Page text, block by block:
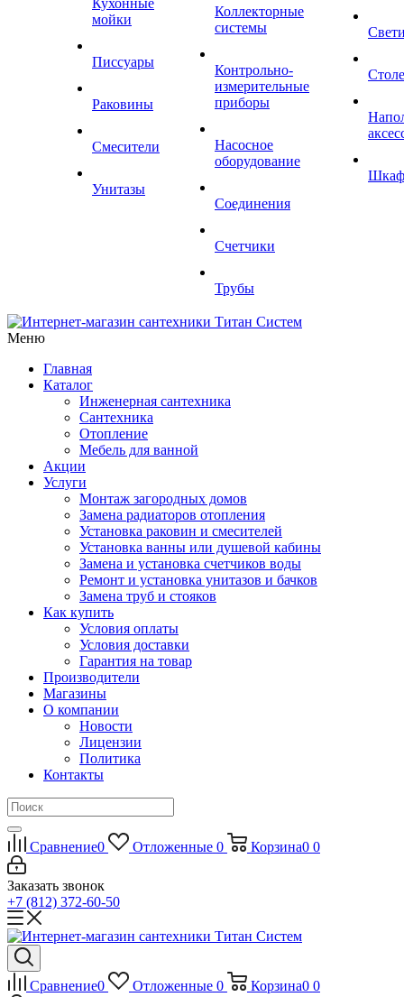
Кухонные
мойки
Писсуары
Раковины
Смесители
Унитазы
Коллекторные
системы
Контрольно-
измерительные
приборы
Насосное
оборудование
Соединения
Счетчики
Трубы
Меню
Главная
Каталог
Инженерная сантехника
Сантехника
Отопление
Мебель для ванной
Акции
Услуги
Монтаж загородных домов
Замена радиаторов отопления
Установка раковин и смесителей
Установка ванны или душевой кабины
Замена и установка счетчиков воды
Ремонт и установка унитазов и бачков
Замена труб и стояков
Как купить
Условия оплаты
Условия доставки
Гарантия на товар
Производители
Магазины
О компании
Новости
Лицензии
Политика
Контакты
Сравнение0 Отложенные 0 Корзина0 0
Заказать звонок
+7 (812) 372-60-50
Сравнение0 Отложенные 0 Корзина0 0